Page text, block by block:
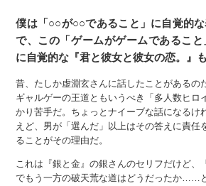
僕は「○○が○○であること」に自覚的
で、この「ゲームがゲームであるこ
に自覚的な『君と彼女と彼女の恋。』
昔、たしか虚淵玄さんに話したことがあるの
ギャルゲーの王道ともいうべき「多人数ヒロ
かり苦手だ。ちょっとナイーブな話になるけ
えど、男が「選んだ」以上はその答えに責任
ることがその理由だ。
これは『銀と金』の銀さんのセリフだけど、
でもう一方の破天荒な道はどうだったか……